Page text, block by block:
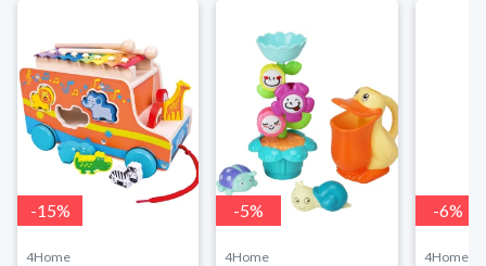
-15%
4Home
-5%
4Home
-6%
4Home